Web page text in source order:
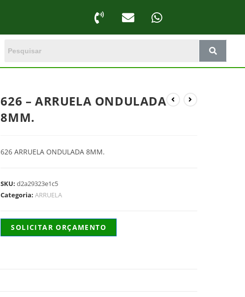
626 – ARRUELA ONDULADA
8MM.
626 ARRUELA ONDULADA 8MM.
SKU:d2a29323e1c5
Categoria:ARRUELA
SOLICITAR ORÇAMENTO